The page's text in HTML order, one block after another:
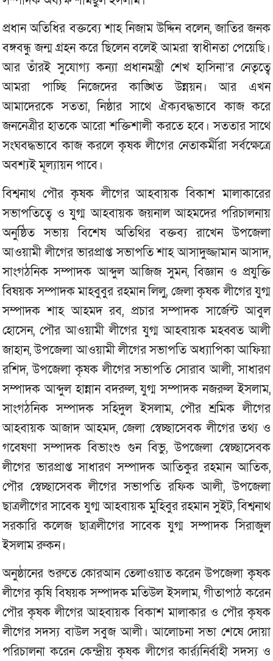
প্রধান অতিধির বক্তব্যে শাহ নিজাম উদ্দিন বলেন, জাতির জনক
বঙ্গবন্ধু জন্ম গ্রহন করে ছিলেন বলেই আমরা স্বাধীনতা পেয়েছি।
আর তাঁরই সুযোগ্য কন্যা প্রধানমন্ত্রী শেখ হাসিনা’র নেতৃত্বে
আমরা পাচ্ছি নিজেদের কাঙ্খিত উন্নয়ন। আর এখন
আমাদেরকে সততা, নিষ্ঠার সাথে ঐক্যবদ্ধভাবে কাজ করে
জননেত্রীর হাতকে আরো শক্তিশালী করতে হবে। সততার সাথে
সংঘবদ্ধভাবে কাজ করলে কৃষক লীগের নেতাকর্মীরা সর্বক্ষেত্রে
অবশ্যই মূল্যায়ন পাবে।
বিশ্বনাথ পৌর কৃষক লীগের আহবায়ক বিকাশ মালাকারের
সভাপতিত্বে ও যুগ্ম আহবায়ক জয়নাল আহমদের পরিচালনায়
অনুষ্ঠিত সভায় বিশেষ অতিথির বক্তব্য রাখেন উপজেলা
আওয়ামী লীগের ভারপ্রাপ্ত সভাপতি শাহ আসাদুজ্জামান আসাদ,
সাংগঠনিক সম্পাদক আব্দুল আজিজ সুমন, বিজ্ঞান ও প্রযুক্তি
বিষয়ক সম্পাদক মাহবুবুর রহমান লিলু, জেলা কৃষক লীগের যুগ্ম
সম্পাদক শাহ আহমদ রব, প্রচার সম্পাদক সার্জেন্ট আবুল
হোসেন, পৌর আওয়ামী লীগের যুগ্ম আহবায়ক মহব্বত আলী
জাহান, উপজেলা আওয়ামী লীগের সভাপতি অধ্যাপিকা আফিয়া
রশিদ, উপজেলা কৃষক লীগের সভাপতি সোরাব আলী, সাধারণ
সম্পাদক আব্দুল হান্নান বদরুল, যুগ্ম সম্পাদক নজরুল ইসলাম,
সাংগঠনিক সম্পাদক সহিদুল ইসলাম, পৌর শ্রমিক লীগের
আহবায়ক আজাদ আহমদ, জেলা স্বেচ্ছাসেবক লীগের তথ্য ও
গবেষণা সম্পাদক বিভাংশু গুন বিভু, উপজেলা স্বেচ্ছাসেবক
লীগের ভারপ্রাপ্ত সাধারণ সম্পাদক আতিকুর রহমান আতিক,
পৌর স্বেচ্ছাসেবক লীগের সভাপতি রফিক আলী, উপজেলা
ছাত্রলীগের সাবেক যুগ্ম আহবায়ক মুহিবুর রহমান সুইট, বিশ্বনাথ
সরকারি কলেজ ছাত্রলীগের সাবেক যুগ্ম সম্পাদক সিরাজুল
ইসলাম রুকন।
অনুষ্ঠানের শুরুতে কোরআন তেলাওয়াত করেন উপজেলা কৃষক
লীগের কৃষি বিষয়ক সম্পাদক মতিউল ইসলাম, গীতাপাঠ করেন
পৌর কৃষক লীগের আহবায়ক বিকাশ মালাকার ও পৌর কৃষক
লীগের সদস্য বাউল সবুজ আলী। আলোচনা সভা শেষে দোয়া
পরিচালনা করেন কেন্দ্রীয় কৃষক লীগের কার্র্যনির্বাহী সদস্য ও